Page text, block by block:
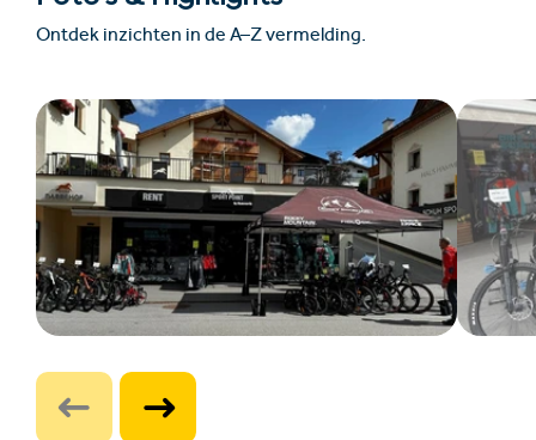
Ontdek inzichten in de A–Z vermelding.